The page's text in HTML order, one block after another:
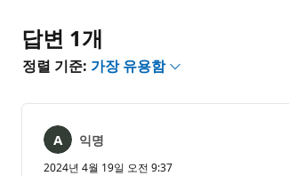
음
답변 1개
정렬 기준: 가장 유용함
익명
2024년 4월 19일 오전 9:37